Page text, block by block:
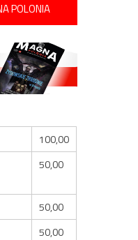
POLONIA
100,00
50,00
50,00
50,00